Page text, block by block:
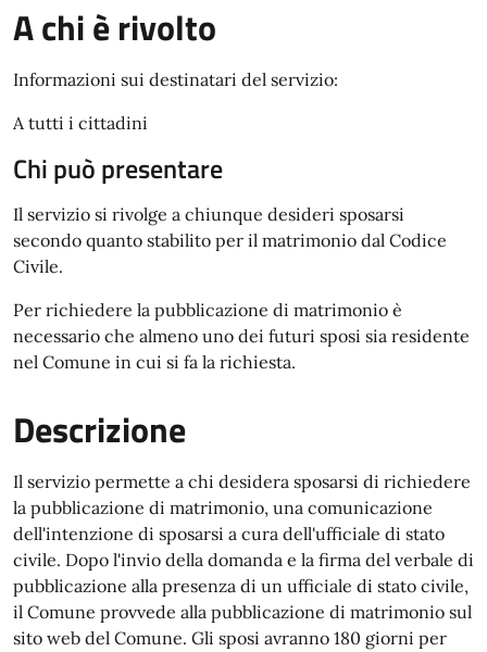
A chi è rivolto
Informazioni sui destinatari del servizio:
A tutti i cittadini
Chi può presentare
Il servizio si rivolge a chiunque desideri sposarsi
secondo quanto stabilito per il matrimonio dal Codice
Civile.
Per richiedere la pubblicazione di matrimonio è
necessario che almeno uno dei futuri sposi sia residente
nel Comune in cui si fa la richiesta.
Descrizione
Il servizio permette a chi desidera sposarsi di richiedere
la pubblicazione di matrimonio, una comunicazione
dell'intenzione di sposarsi a cura dell'ufficiale di stato
civile. Dopo l'invio della domanda e la firma del verbale di
pubblicazione alla presenza di un ufficiale di stato civile,
il Comune provvede alla pubblicazione di matrimonio sul
sito web del Comune. Gli sposi avranno 180 giorni per